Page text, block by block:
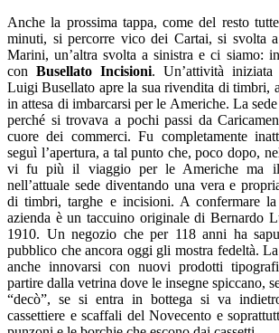
Anche la prossima tappa, come del resto
minuti, si percorre vico dei Cartai, si svolta
Marini, un’altra svolta a sinistra e ci siamo:
con Busellato Incisioni. Un’attività
Luigi Busellato apre la sua rivendita di timbri,
in attesa di imbarcarsi per le Americhe. La
perché si trovava a pochi passi da
cuore dei commerci. Fu completamente
seguì l’apertura, a tal punto che, poco dopo,
vi fu più il viaggio per le Americhe ma il
nell’attuale sede diventando una vera e
di timbri, targhe e incisioni. A confermare la
azienda è un taccuino originale di Bernardo
1910. Un negozio che per 118 anni ha
pubblico che ancora oggi gli mostra fedeltà.
anche innovarsi con nuovi prodotti
partire dalla vetrina dove le insegne spiccano,
“decò”, se si entra in bottega si va
cassettiere e scaffali del Novecento e